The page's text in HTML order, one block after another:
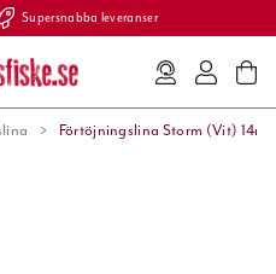
Supersnabba leveranser
Förtöjningslina Storm (Vit)